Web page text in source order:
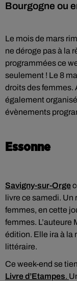
Bourgogne ou
Le mois de mars
ne déroge pas à la
programmées ce
seulement ! Le 8
droits des femmes.
également
évènements
Essonne
Savigny-sur-Orge
livre ce samedi. Un
femmes, en cette
femmes. L’auteure
édition. Elle ira à la
littéraire.
Ce week-end se
Livre d’Etampes.